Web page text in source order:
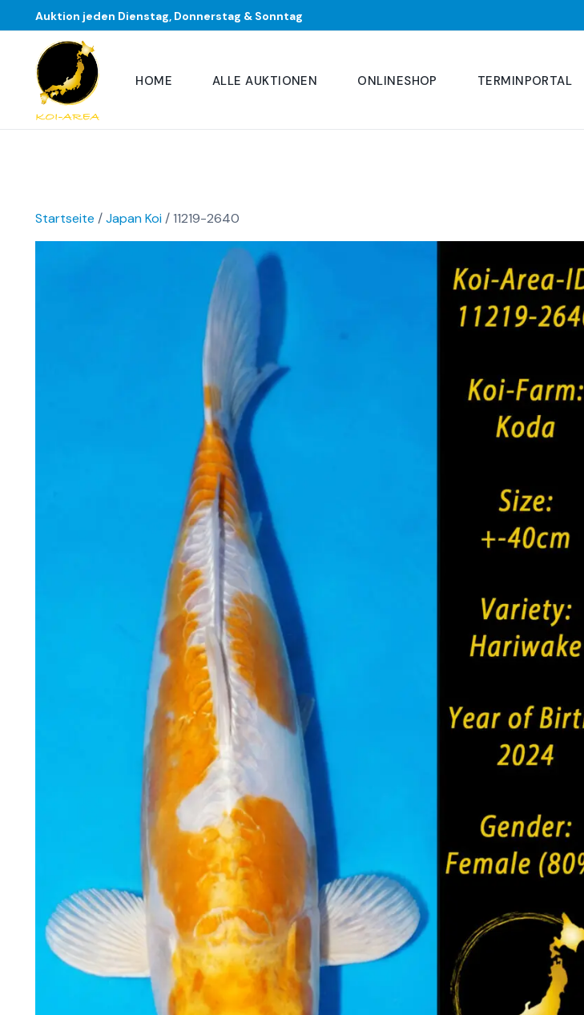
Auktion jeden Dienstag, Donnerstag & Sonntag
HOME ALLE AUKTIONEN ONLINESHOP TERMINPORTAL
Startseite /Japan Koi/ 11219-2640